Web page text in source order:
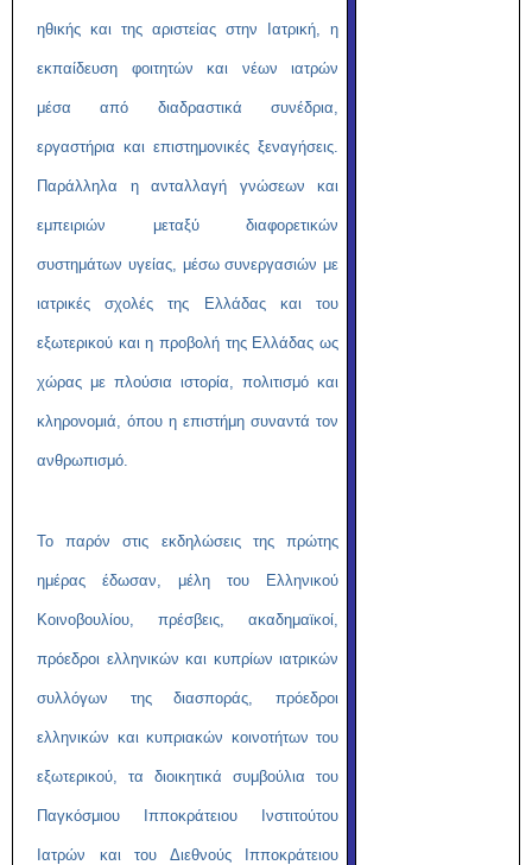
ηθικής και της αριστείας στην Ιατρική, η
εκπαίδευση φοιτητών και νέων ιατρών
μέσα από διαδραστικά συνέδρια,
εργαστήρια και επιστημονικές ξεναγήσεις.
Παράλληλα η ανταλλαγή γνώσεων και
εμπειριών μεταξύ διαφορετικών
συστημάτων υγείας, μέσω συνεργασιών με
ιατρικές σχολές της Ελλάδας και του
εξωτερικού και η προβολή της Ελλάδας ως
χώρας με πλούσια ιστορία, πολιτισμό και
κληρονομιά, όπου η επιστήμη συναντά τον
ανθρωπισμό.
Το παρόν στις εκδηλώσεις της πρώτης
ημέρας έδωσαν, μέλη του Ελληνικού
Κοινοβουλίου, πρέσβεις, ακαδημαϊκοί,
πρόεδροι ελληνικών και κυπρίων ιατρικών
συλλόγων της διασποράς, πρόεδροι
ελληνικών και κυπριακών κοινοτήτων του
εξωτερικού, τα διοικητικά συμβούλια του
Παγκόσμιου Ιπποκράτειου Ινστιτούτου
Ιατρών και του Διεθνούς Ιπποκράτειου